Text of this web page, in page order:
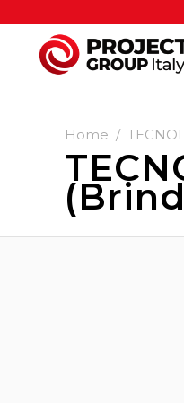
Home /